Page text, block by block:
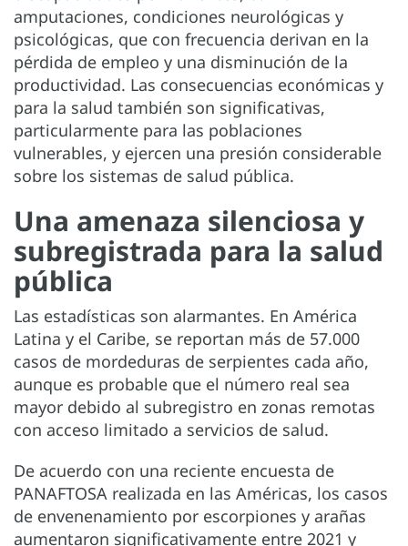
amputaciones, condiciones neurológicas y
psicológicas, que con frecuencia derivan en la
pérdida de empleo y una disminución de la
productividad. Las consecuencias económicas y
para la salud también son significativas,
particularmente para las poblaciones
vulnerables, y ejercen una presión considerable
sobre los sistemas de salud pública.
Una amenaza silenciosa y
subregistrada para la salud
pública
Las estadísticas son alarmantes. En América
Latina y el Caribe, se reportan más de 57.000
casos de mordeduras de serpientes cada año,
aunque es probable que el número real sea
mayor debido al subregistro en zonas remotas
con acceso limitado a servicios de salud.
De acuerdo con una reciente encuesta de
PANAFTOSA realizada en las Américas, los casos
de envenenamiento por escorpiones y arañas
aumentaron significativamente entre 2021 y